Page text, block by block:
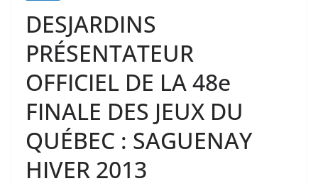
DESJARDINS
PRÉSENTATEUR
OFFICIEL DE LA 48e
FINALE DES JEUX DU
QUÉBEC : SAGUENAY
HIVER 2013